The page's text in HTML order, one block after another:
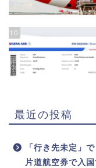
10
最近の投稿
「行き先未定」
片道航空券で入